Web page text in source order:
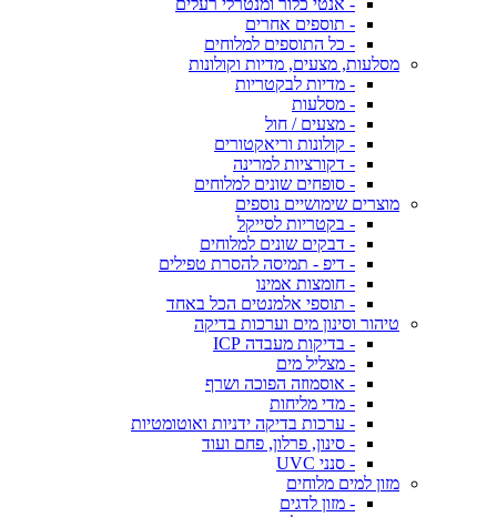
- אנטי כלור ומנטרלי רעלים
- תוספים אחרים
- כל התוספים למלוחים
מסלעות, מצעים, מדיות וקולונות
- מדיות לבקטריות
- מסלעות
- מצעים / חול
- קולונות וריאקטורים
- דקורציות למרינה
- סופחים שונים למלוחים
מוצרים שימושיים נוספים
- בקטריות לסייקל
- דבקים שונים למלוחים
- דיפ - תמיסה להסרת טפילים
- חומצות אמינו
- תוספי אלמנטים הכל באחד
טיהור וסינון מים וערכות בדיקה
- בדיקות מעבדה ICP
- מצליל מים
- אוסמוזה הפוכה ושרף
- מדי מליחות
- ערכות בדיקה ידניות ואוטומטיות
- סינון, פרלון, פחם ועוד
- סנני UVC
מזון למים מלוחים
- מזון לדגים